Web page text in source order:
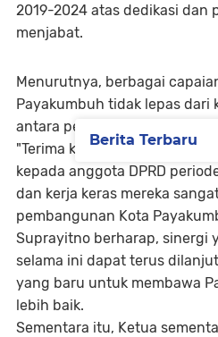
2019-2024 atas dedikasi dan
menjabat.
Menurutnya, berbagai
Payakumbuh tidak lepas dari
antara pemerintah daerah
"Terima kasih yang sebesar-
kepada anggota DPRD
dan kerja keras mereka
pembangunan Kota
Suprayitno berharap, sinergi
selama ini dapat terus
yang baru untuk membawa
lebih baik.
Sementara itu, Ketua
Berita Terbaru